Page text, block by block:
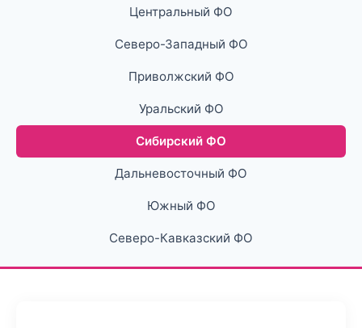
Центральный ФО
Северо-Западный ФО
Приволжский ФО
Уральский ФО
Сибирский ФО
Дальневосточный ФО
Южный ФО
Северо-Кавказский ФО